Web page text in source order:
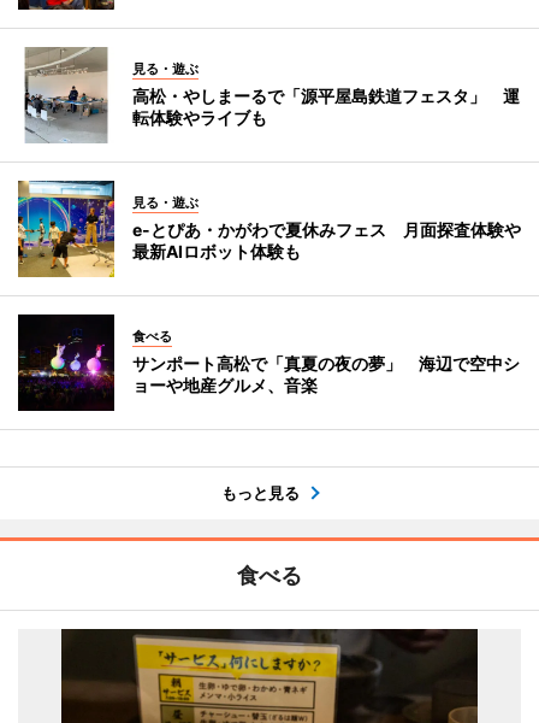
見る・遊ぶ
高松・やしまーるで「源平屋島鉄道フェスタ」 運
転体験やライブも
見る・遊ぶ
e-とぴあ・かがわで夏休みフェス 月面探査体験や
最新AIロボット体験も
食べる
サンポート高松で「真夏の夜の夢」 海辺で空中シ
ョーや地産グルメ、音楽
もっと見る
食べる